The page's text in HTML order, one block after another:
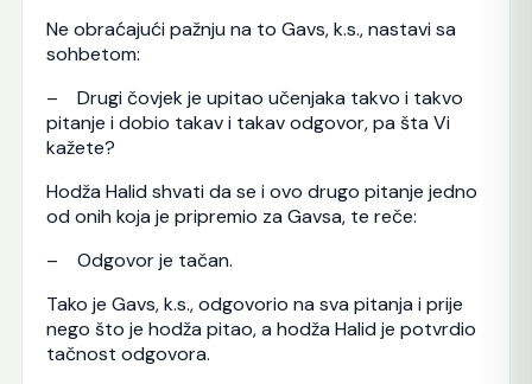
Ne obraćajući pažnju na to Gavs, k.s., nastavi sa
sohbetom:
– Drugi čovjek je upitao učenjaka takvo i takvo
pitanje i dobio takav i takav odgovor, pa šta Vi
kažete?
Hodža Halid shvati da se i ovo drugo pitanje jedno
od onih koja je pripremio za Gavsa, te reče:
– Odgovor je tačan.
Tako je Gavs, k.s., odgovorio na sva pitanja i prije
nego što je hodža pitao, a hodža Halid je potvrdio
tačnost odgovora.